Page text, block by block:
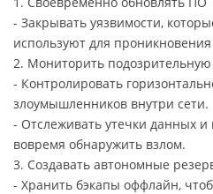
- Закрывать уязвимости,
используют для проникновения
2. Мониторить подозрительную
- Контролировать
злоумышленников внутри сети.
- Отслеживать утечки данных
вовремя обнаружить взлом.
3. Создавать автономные
- Хранить бэкапы оффлайн,